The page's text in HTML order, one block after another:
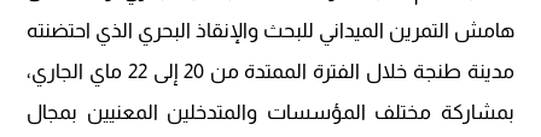
هامش التمرين الميداني للبحث والإنقاذ البحري الذي احتضنته
مدينة طنجة خلال الفترة الممتدة من 20 إلى 22 ماي الجاري،
بمشاركة مختلف المؤسسات والمتدخلين المعنيين بمجال